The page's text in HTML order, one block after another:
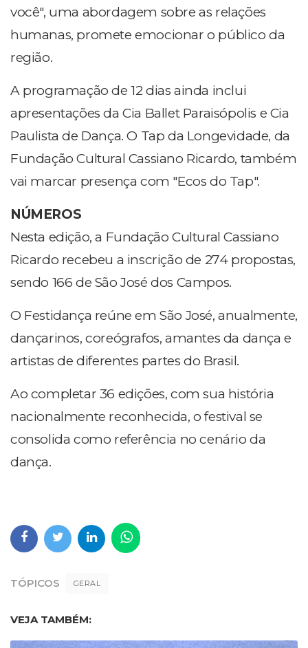
você", uma abordagem sobre as relações
humanas, promete emocionar o público da
região.
A programação de 12 dias ainda inclui
apresentações da Cia Ballet Paraisópolis e Cia
Paulista de Dança. O Tap da Longevidade, da
Fundação Cultural Cassiano Ricardo, também
vai marcar presença com "Ecos do Tap".
NÚMEROS
Nesta edição, a Fundação Cultural Cassiano
Ricardo recebeu a inscrição de 274 propostas,
sendo 166 de São José dos Campos.
O Festidança reúne em São José, anualmente,
dançarinos, coreógrafos, amantes da dança e
artistas de diferentes partes do Brasil.
Ao completar 36 edições, com sua história
nacionalmente reconhecida, o festival se
consolida como referência no cenário da
dança.
TÓPICOS GERAL
VEJA TAMBÉM: